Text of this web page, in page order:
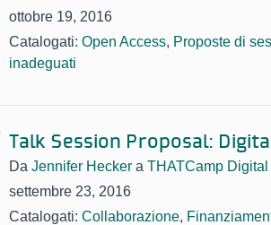
ottobre 19, 2016
Catalogati: Open Access, Proposte di
inadeguati
Talk Session Proposal:
Da Jennifer Hecker a THATCamp
settembre 23, 2016
Catalogati: Collaborazione,